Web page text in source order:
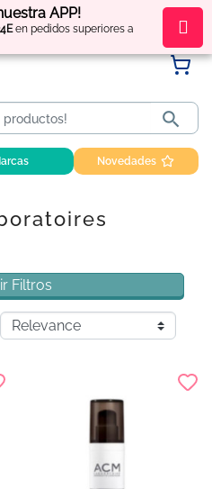
APP!
en pedidos superiores a
puntos por tus compras

Novedades
Filtros